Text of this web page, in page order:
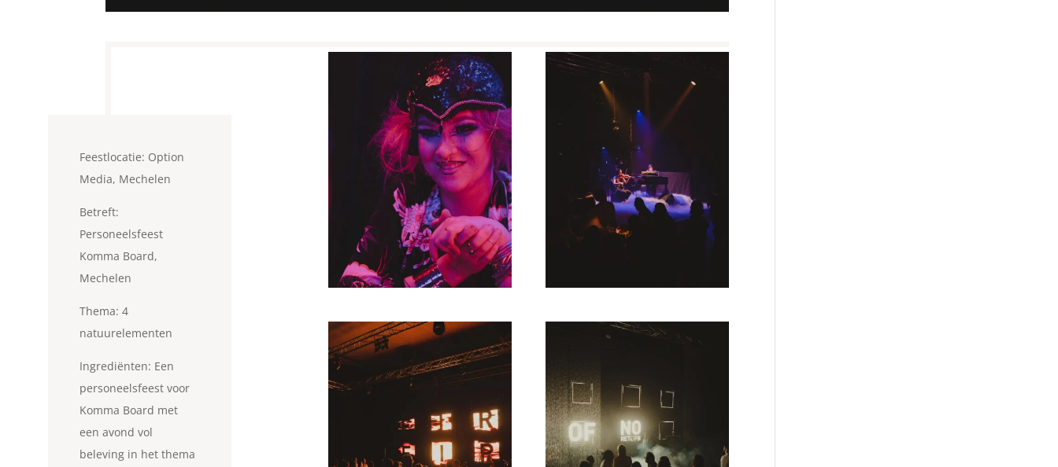
Feestlocatie: Option
Media, Mechelen
Betreft:
Personeelsfeest
Komma Board,
Mechelen
Thema: 4
natuurelementen
Ingrediënten: Een
personeelsfeest voor
Komma Board met
een avond vol
beleving in het thema